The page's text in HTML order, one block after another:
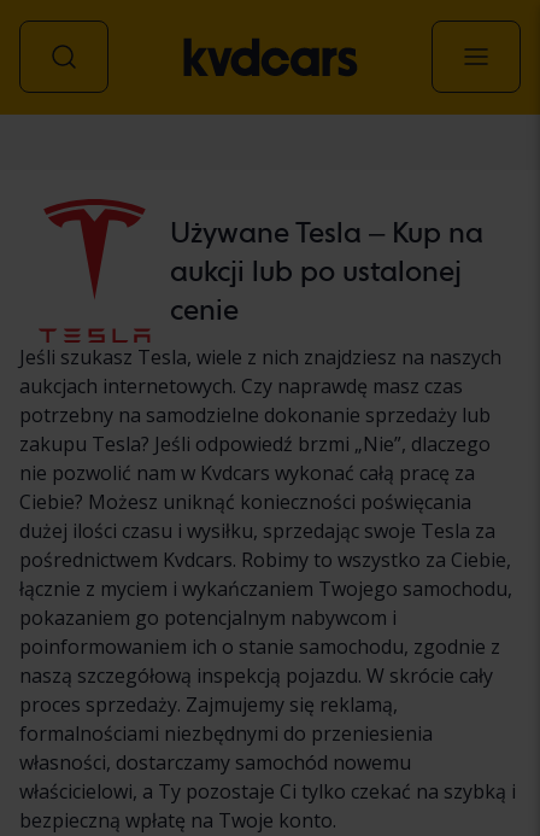
Używane Tesla – Kup na
aukcji lub po ustalonej
cenie
Jeśli szukasz Tesla, wiele z nich znajdziesz na naszych
aukcjach internetowych. Czy naprawdę masz czas
potrzebny na samodzielne dokonanie sprzedaży lub
zakupu Tesla? Jeśli odpowiedź brzmi „Nie”, dlaczego
nie pozwolić nam w Kvdcars wykonać całą pracę za
Ciebie? Możesz uniknąć konieczności poświęcania
dużej ilości czasu i wysiłku, sprzedając swoje Tesla za
pośrednictwem Kvdcars. Robimy to wszystko za Ciebie,
łącznie z myciem i wykańczaniem Twojego samochodu,
pokazaniem go potencjalnym nabywcom i
poinformowaniem ich o stanie samochodu, zgodnie z
naszą szczegółową inspekcją pojazdu. W skrócie cały
proces sprzedaży. Zajmujemy się reklamą,
formalnościami niezbędnymi do przeniesienia
własności, dostarczamy samochód nowemu
właścicielowi, a Ty pozostaje Ci tylko czekać na szybką i
bezpieczną wpłatę na Twoje konto.